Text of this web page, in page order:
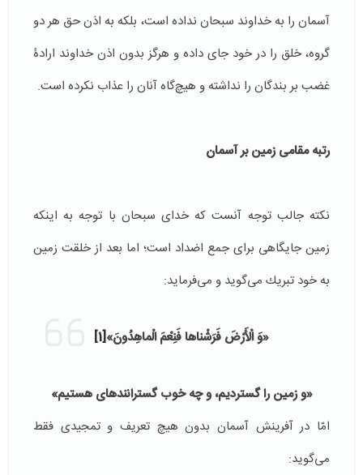
آسمان را به خداوند سبحان نداده است، بلكه به اذن حق هر دو
گروه، خلق را در خود جای داده و هرگز بدون اذن خداوند ارادۀ
غضب بر بندگان را نداشته و هیچ‌گاه آنان را عذاب نكرده است.
رتبه مقامی زمین بر آسمان
نكته جالب توجه آنست كه خدای سبحان با توجه به اینكه
زمین جایگاهی برای جمع اضداد است؛ اما بعد از خلقت زمین
به خود تبریك می‌گوید و می‌فرماید:
«وَ الْأَرْضَ فَرَشْناها فَنِعْمَ الْماهِدُونَ»[1]
«و زمین را گستردیم، و چه خوب گستراننده‏اى هستیم‏»
امّا در آفرینش آسمان بدون هیچ تعریف و تمجیدی فقط
می‌گوید: